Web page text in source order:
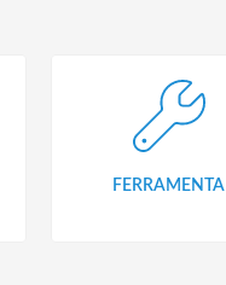
FERRAMENTA